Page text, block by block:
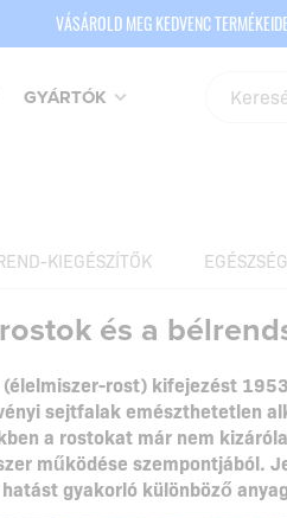
VÁSÁROLD MEG KEDVENC
GYÁRTÓK
KIEGÉSZÍTŐK EGÉSZSÉG
és a
rost) kifejezést
sejtfalak emészthetetlen
a rostokat már nem
működése szempontjából.
gyakorló különböző